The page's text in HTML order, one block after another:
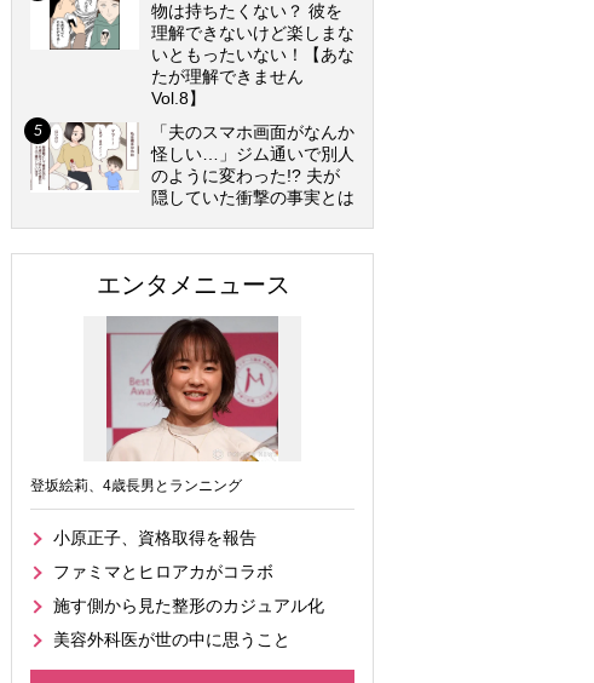
物は持ちたくない？ 彼を
理解できないけど楽しまな
いともったいない！【あな
たが理解できません
Vol.8】
「夫のスマホ画面がなんか
怪しい…」ジム通いで別人
のように変わった!? 夫が
隠していた衝撃の事実とは
エンタメニュース
登坂絵莉、4歳長男とランニング
小原正子、資格取得を報告
ファミマとヒロアカがコラボ
施す側から見た整形のカジュアル化
美容外科医が世の中に思うこと